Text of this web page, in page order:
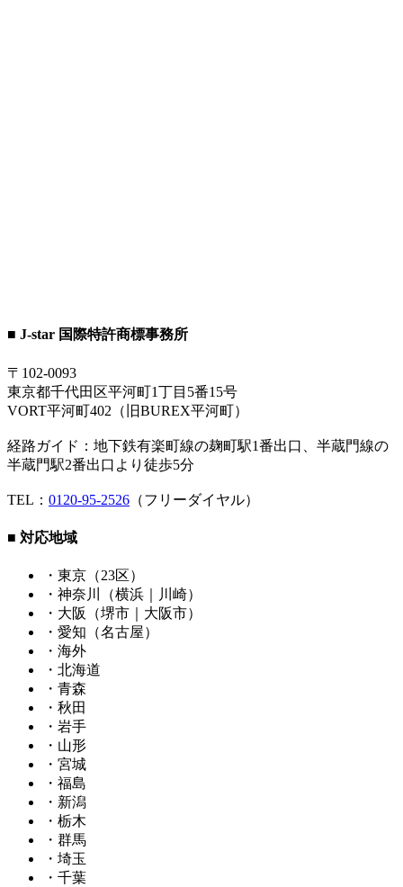
■ J-star 国際特許商標事務所
〒102-0093
東京都千代田区平河町1丁目5番15号
VORT平河町402（旧BUREX平河町）
経路ガイド：地下鉄有楽町線の麹町駅1番出口、半蔵門線の
半蔵門駅2番出口より徒歩5分
TEL： 0120-95-2526 （フリーダイヤル）
■ 対応地域
・東京（23区）
・神奈川（横浜｜川崎）
・大阪（堺市｜大阪市）
・愛知（名古屋）
・海外
・北海道
・青森
・秋田
・岩手
・山形
・宮城
・福島
・新潟
・栃木
・群馬
・埼玉
・千葉